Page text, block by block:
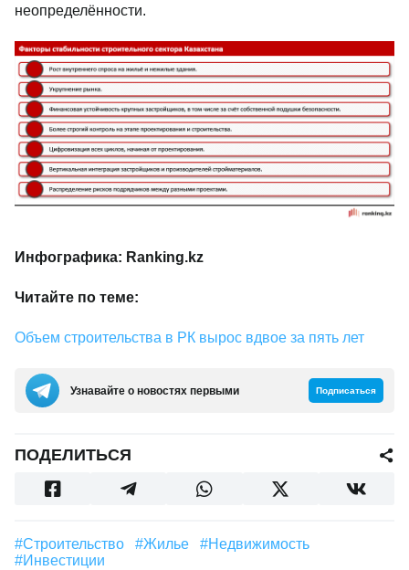
неопределённости.
Инфографика: Ranking.kz
Читайте по теме:
Объем строительства в РК вырос вдвое за пять лет
Узнавайте о новостях первыми Подписаться
ПОДЕЛИТЬСЯ
#строительство #Жилье
#Недвижимость
#Инвестиции